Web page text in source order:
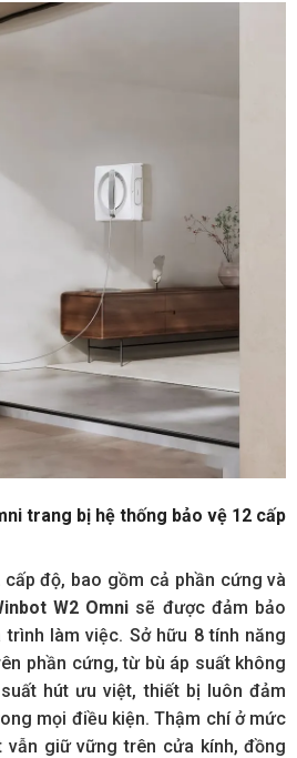
i trang bị hệ thống bảo vệ 12 cấp
độ, bao gồm cả phần cứng và
W2 Omni sẽ được đảm bảo
làm việc. Sở hữu 8 tính năng
phần cứng, từ bù áp suất không
hút ưu việt, thiết bị luôn đảm
mọi điều kiện. Thậm chí ở mức
vẫn giữ vững trên cửa kính, đồng